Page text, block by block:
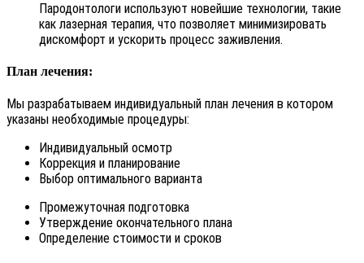
Пародонтологи используют новейшие технологии, такие
как лазерная терапия, что позволяет минимизировать
дискомфорт и ускорить процесс заживления.
План лечения:
Мы разрабатываем индивидуальный план лечения в котором
указаны необходимые процедуры:
Индивидуальный осмотр
Коррекция и планирование
Выбор оптимального варианта
Промежуточная подготовка
Утверждение окончательного плана
Определение стоимости и сроков